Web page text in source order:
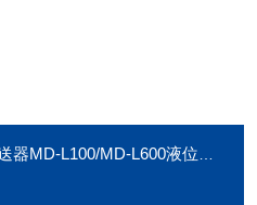
MD-L100/MD-L600液位测量